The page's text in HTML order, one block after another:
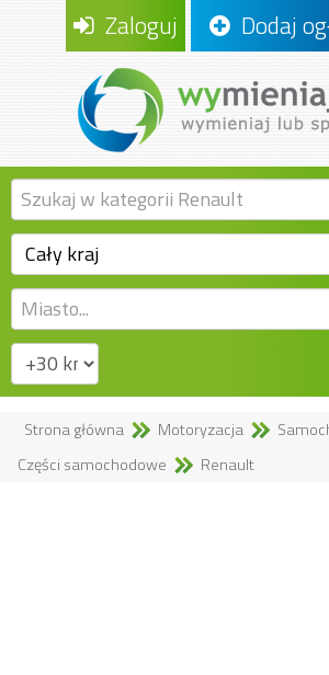
Zaloguj Dodaj
Strona główna Motoryzacja
Części samochodowe
Renault